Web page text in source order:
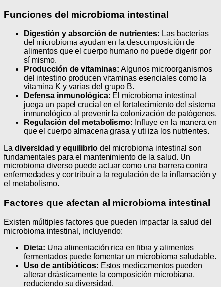
Funciones del microbioma intestinal
Digestión y absorción de nutrientes: Las bacterias
del microbioma ayudan en la descomposición de
alimentos que el cuerpo humano no puede digerir por
sí mismo.
Producción de vitaminas: Algunos microorganismos
del intestino producen vitaminas esenciales como la
vitamina K y varias del grupo B.
Defensa inmunológica: El microbioma intestinal
juega un papel crucial en el fortalecimiento del sistema
inmunológico al prevenir la colonización de patógenos.
Regulación del metabolismo: Influye en la manera en
que el cuerpo almacena grasa y utiliza los nutrientes.
La diversidad y equilibrio del microbioma intestinal son
fundamentales para el mantenimiento de la salud. Un
microbioma diverso puede actuar como una barrera contra
enfermedades y contribuir a la regulación de la inflamación y
el metabolismo.
Factores que afectan al microbioma intestinal
Existen múltiples factores que pueden impactar la salud del
microbioma intestinal, incluyendo:
Dieta: Una alimentación rica en fibra y alimentos
fermentados puede fomentar un microbioma saludable.
Uso de antibióticos: Estos medicamentos pueden
alterar drásticamente la composición microbiana,
reduciendo su diversidad.